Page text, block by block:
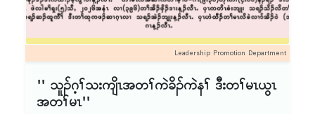
Leadership Promotion Department
'' သူၣ်ဂ့ၢ်သးကျိၤအတၢ်ကဲခိၣ်ကဲနၢ် ဒီးတၢ်မၤယွၤ
အတၢ်မၤ''